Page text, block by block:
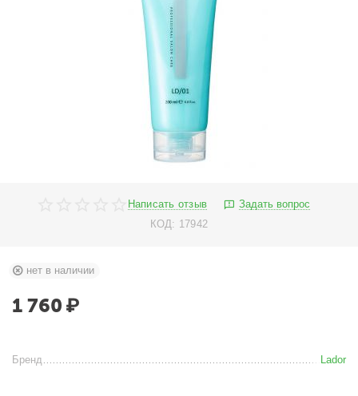
Написать отзыв
Задать вопрос
КОД: 17942
нет в наличии
1 760 ₽
Бренд Lador